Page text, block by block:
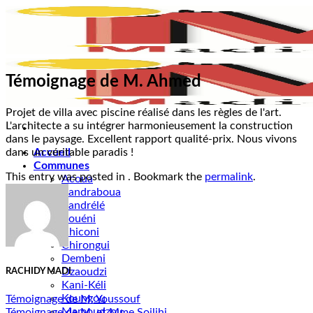
Passer
Accueil
Communes
Acoua
Bandraboua
Bandrélé
Bouéni
Chiconi
Chirongui
Dembeni
Dzaoudzi
Kani-Kéli
Koungou
Témoignage de M. Ahmed
Projet de villa avec piscine réalisé dans les règles de l'art.
L'architecte a su intégrer harmonieusement la construction
dans le paysage. Excellent rapport qualité-prix. Nous vivons
dans un véritable paradis !
This entry was posted in . Bookmark the permalink.
RACHIDY MADI
Témoignage de M. Youssouf